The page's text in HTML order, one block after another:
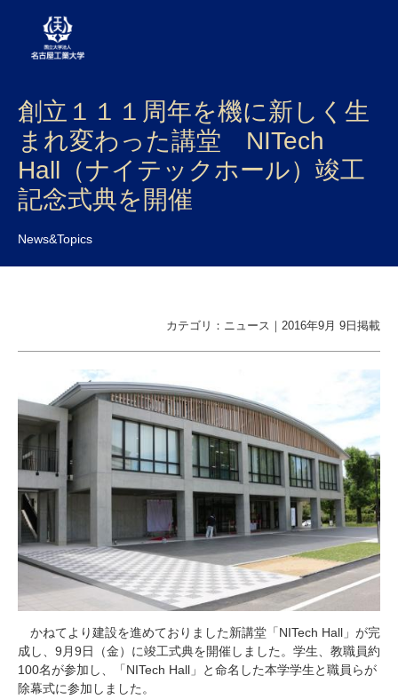
大学案内
学部・大学院・センター
入試
研究・産学官連携
研究・教員Navi
在学生
卒業生
企業・研究者
地域・一般
寄附のお願い
アクセス
キャンパスマップ お問い合わせ English 資料請求
創立１１１周年を機に新しく生
まれ変わった講堂 NITech
Hall（ナイテックホール）竣工
記念式典を開催
News&Topics
カテゴリ：ニュース｜2016年9月 9日掲載
かねてより建設を進めておりました新講堂「NITech Hall 」が完
成し、9月9日（金）に竣工式典を開催しました。 学生、教職員約
100名が参加し、「NITech Hall 」と命名した本学学生と職員らが
除幕式に参加しました。